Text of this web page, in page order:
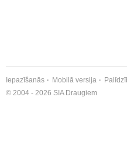
Iepazīšanās Mobilā versija
© 2004 - 2026 SIA Draugiem